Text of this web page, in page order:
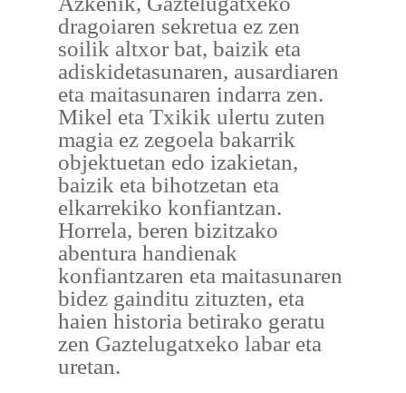
dragoiaren sekretua ez zen
soilik altxor bat, baizik eta
adiskidetasunaren, ausardiaren
eta maitasunaren indarra zen.
Mikel eta Txikik ulertu zuten
magia ez zegoela bakarrik
objektuetan edo izakietan,
baizik eta bihotzetan eta
elkarrekiko konfiantzan.
Horrela, beren bizitzako
abentura handienak
konfiantzaren eta maitasunaren
bidez gainditu zituzten, eta
haien historia betirako geratu
zen Gaztelugatxeko labar eta
uretan.